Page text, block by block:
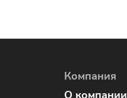
Компания
О компании